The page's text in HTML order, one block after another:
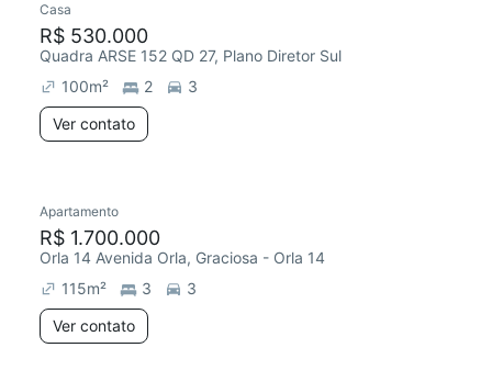
Casa
R$ 530.000
Quadra ARSE 152 QD 27, Plano Diretor Sul
100m² 2
3
Ver contato
Apartamento
R$ 1.700.000
Orla 14 Avenida Orla, Graciosa - Orla 14
115m² 3
3
Ver contato